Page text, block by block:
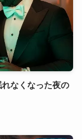
なくなった夜の